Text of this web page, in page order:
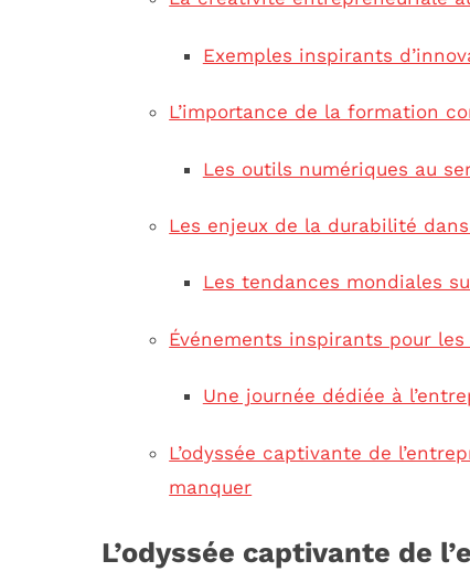
Exemples inspirants
L’importance de la formation
Les outils numériques au
Les enjeux de la durabilité
Les tendances mondiales
Événements inspirants pour
Une journée dédiée à
L’odyssée captivante de
manquer
L’odyssée captivante de